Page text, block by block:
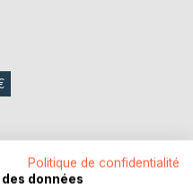
Politique de confidentialité
données